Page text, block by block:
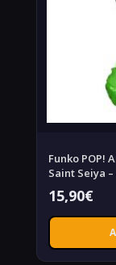
Funko POP!
Saint Seiya –
15,90€